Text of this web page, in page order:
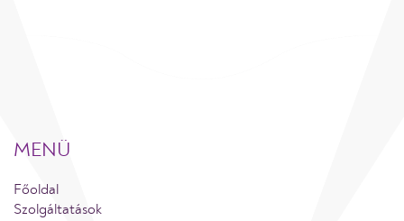
MENÜ
Főoldal
Szolgáltatások